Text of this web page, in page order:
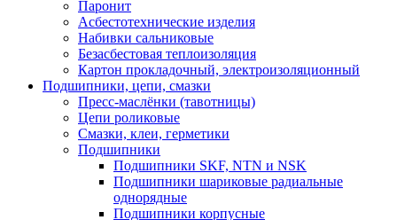
Паронит
Асбестотехнические изделия
Набивки сальниковые
Безасбестовая теплоизоляция
Картон прокладочный, электроизоляционный
Подшипники, цепи, смазки
Пресс-маслёнки (тавотницы)
Цепи роликовые
Смазки, клеи, герметики
Подшипники
Подшипники SKF, NTN и NSK
Подшипники шариковые радиальные
однорядные
Подшипники корпусные